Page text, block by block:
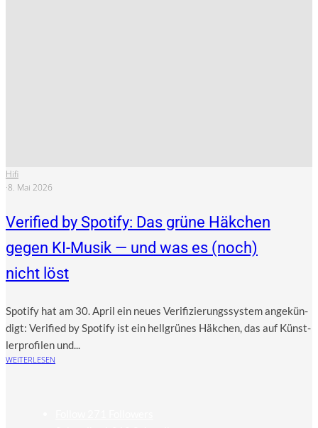
Hifi
·8. Mai 2026
Verified by Spotify: Das grüne Häkchen
gegen KI-Musik — und was es (noch)
nicht löst
Spo­ti­fy hat am 30. April ein neu­es Veri­fi­zie­rungs­sys­tem ange­kün­
digt: Veri­fied by Spo­ti­fy ist ein hell­grü­nes Häk­chen, das auf Künst­
ler­pro­fi­len und...
WEITERLESEN